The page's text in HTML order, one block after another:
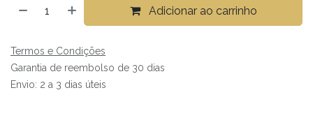
Adicionar ao carrinho
Termos e Condições
Garantia de reembolso de 30 dias
Envio: 2 a 3 dias úteis